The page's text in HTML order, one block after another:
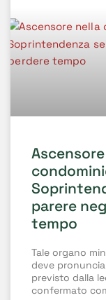
parere
tempo
Tale organo
deve
previsto dalla
confermato